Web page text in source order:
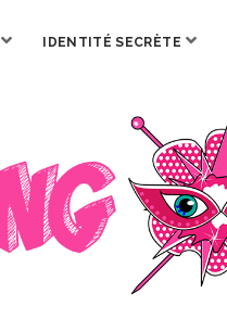
ouvrir IDENTITÉ SECRÈTE ouvrir